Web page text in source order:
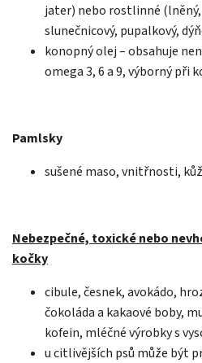
jater) nebo rostlinné
slunečnicový, pupalkový,
konopný olej – obsahuje
omega 3, 6 a 9, výborný při
Pamlsky
sušené maso, vnitřnosti,
Nebezpečné, toxické nebo
kočky
cibule, česnek, avokádo,
čokoláda a kakaové boby,
kofein, mléčné výrobky s
u citlivějších psů může být